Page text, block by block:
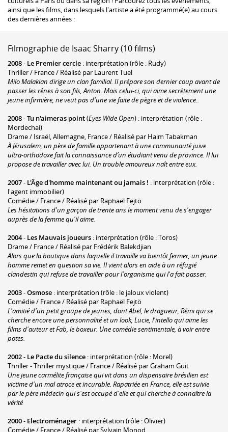
ainsi que les films, dans lesquels l'artiste a été programmé(e) au cours
des dernières années :
Filmographie de Isaac Sharry (10 films)
2008- Le Premier cercle : interprétation (rôle : Rudy)
Thriller / France / Réalisé par Laurent Tuel
Milo Malakian dirige un clan familial. Il prépare son dernier coup avant de
passer les rênes à son fils, Anton. Mais celui-ci, qui aime secrètement une
jeune infirmière, ne veut pas d'une vie faite de pègre et de violence..
2008-Tu n'aimeras point(Eyes Wide Open) : interprétation (rôle :
Mordechai)
Drame / Israël, Allemagne, France / Réalisé par Haim Tabakman
À Jérusalem, un père de famille appartenant à une communauté juive
ultra-orthodoxe fait la connaissance d’un étudiant venu de province. Il lui
propose de travailler avec lui. Un trouble amoureux naît entre eux.
2007- L'Âge d'homme maintenant ou jamais ! : interprétation (rôle :
l'agent immobilier)
Comédie / France / Réalisé par Raphaël Fejtö
Les hésitations d'un garçon de trente ans le moment venu de s'engager
auprès de la femme qu'il aime.
2004- Les Mauvais joueurs : interprétation (rôle : Toros)
Drame / France / Réalisé par Frédérik Balekdjian
Alors que la boutique dans laquelle il travaille va bientôt fermer, un jeune
homme remet en question sa vie. Il vient alors en aide à un réfugié
clandestin qui refuse de travailler pour l'organisme qui l'a fait passer.
2003-Osmose : interprétation (rôle : le jaloux violent)
Comédie / France / Réalisé par Raphaël Fejtö
L'amitié d'un petit groupe de jeunes, dont Abel, le dragueur, Rémi qui se
cherche encore une personnalité et un look, Lucie, l'intello qui aime les
films d'auteur et Fab, le boxeur. Une comédie sentimentale, à voir entre
potes.
2002- Le Pacte du silence : interprétation (rôle : Morel)
Thriller - Thriller mystique / France / Réalisé par Graham Guit
Une jeune carmélite française qui vit dans un dispensaire brésilien est
victime d'un mal atroce et incurable. Rapatriée en France, elle est suivie
par le père médecin qui s'est occupé d'elle et qui cherche à connaître la
vérité
2000- Electroménager : interprétation (rôle : Olivier)
Comédie / France / Réalisé par Sylvain Monod